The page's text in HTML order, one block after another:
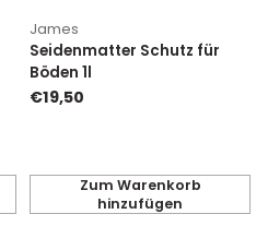
James
Seidenmatter Schutz für
Böden 1l
€19,50
Zum Warenkorb
hinzufügen
Anzahl